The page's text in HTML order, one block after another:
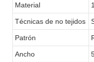
Material
Técnicas de no tejidos
Patrón
Ancho